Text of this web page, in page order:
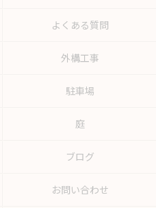
よくある質問
外構工事
駐車場
庭
ブログ
お問い合わせ